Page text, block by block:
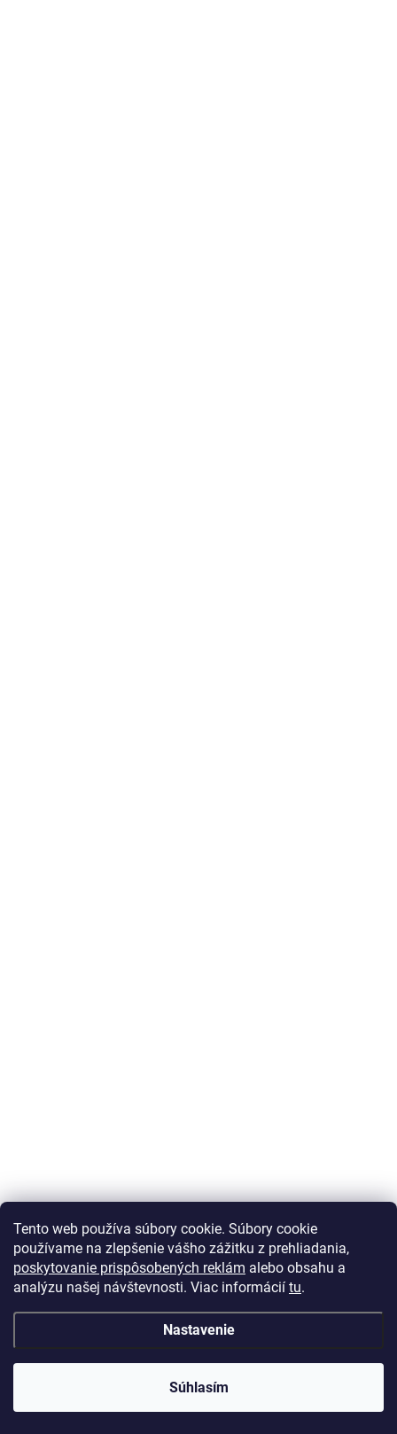
Tento web používa súbory cookie. Súbory cookie
používame na zlepšenie vášho zážitku z prehliadania,
poskytovanie prispôsobených reklám alebo obsahu a
analýzu našej návštevnosti. Viac informácií tu.
Nastavenie
Súhlasím